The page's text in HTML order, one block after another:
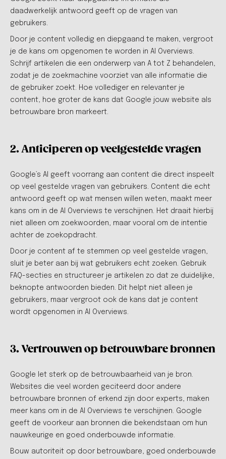
daadwerkelijk antwoord geeft op de vragen van
gebruikers.
Door je content volledig en diepgaand te maken, vergroot
je de kans om opgenomen te worden in AI Overviews.
Schrijf artikelen die een onderwerp van A tot Z behandelen,
zodat je de zoekmachine voorziet van alle informatie die
de gebruiker zoekt. Hoe vollediger en relevanter je
content, hoe groter de kans dat Google jouw website als
betrouwbare bron markeert.
2. Anticiperen op veelgestelde vragen
Google’s AI geeft voorrang aan content die direct inspeelt
op veel gestelde vragen van gebruikers. Content die echt
antwoord geeft op wat mensen willen weten, maakt meer
kans om in de AI Overviews te verschijnen. Het draait hierbij
niet alleen om zoekwoorden, maar vooral om de intentie
achter de zoekopdracht.
Door je content af te stemmen op veel gestelde vragen,
sluit je beter aan bij wat gebruikers echt zoeken. Gebruik
FAQ-secties en structureer je artikelen zo dat ze duidelijke,
beknopte antwoorden bieden. Dit helpt niet alleen je
gebruikers, maar vergroot ook de kans dat je content
wordt opgenomen in AI Overviews.
3. Vertrouwen op betrouwbare bronnen
Google let sterk op de betrouwbaarheid van je bron.
Websites die veel worden geciteerd door andere
betrouwbare bronnen of erkend zijn door experts, maken
meer kans om in de AI Overviews te verschijnen. Google
geeft de voorkeur aan bronnen die bekendstaan om hun
nauwkeurige en goed onderbouwde informatie.
Bouw autoriteit op door betrouwbare, goed onderbouwde